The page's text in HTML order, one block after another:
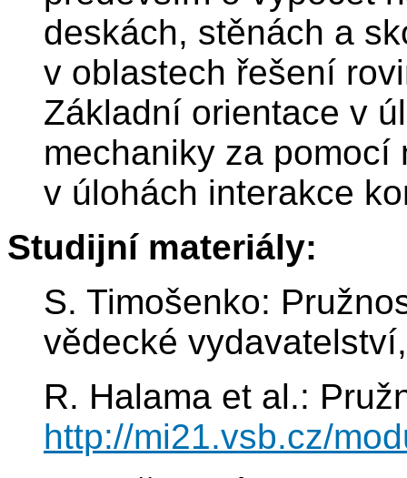
deskách, stěnách a
v oblastech řešení
Základní orientace v
mechaniky za pomocí
v úlohách interakce
Studijní materiály:
S. Timošenko:
vědecké
R. Halama et al.:
http://mi21.vsb.cz/